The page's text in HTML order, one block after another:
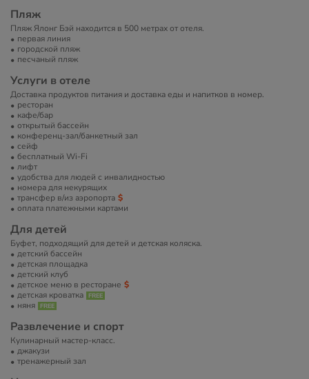
Пляж
Пляж Ялонг Бэй находится в 500 метрах от отеля.
первая линия
городской пляж
песчаный пляж
Услуги в отеле
Доставка продуктов питания и доставка еды и напитков в номер.
ресторан
кафе/бар
открытый бассейн
конференц-зал/банкетный зал
сейф
бесплатный Wi-Fi
лифт
удобства для людей с инвалидностью
номера для некурящих
трансфер в/из аэропорта
оплата платежными картами
Для детей
Буфет, подходящий для детей и детская коляска.
детский бассейн
детская площадка
детский клуб
детское меню в ресторане
детская кроватка
няня
Развлечение и спорт
Кулинарный мастер-класс.
джакузи
тренажерный зал